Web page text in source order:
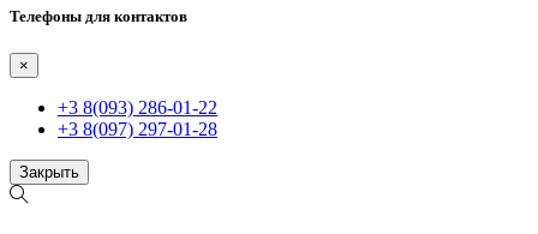
Телефоны для контактов
×
+3 8(093) 286-01-22
+3 8(097) 297-01-28
Закрыть